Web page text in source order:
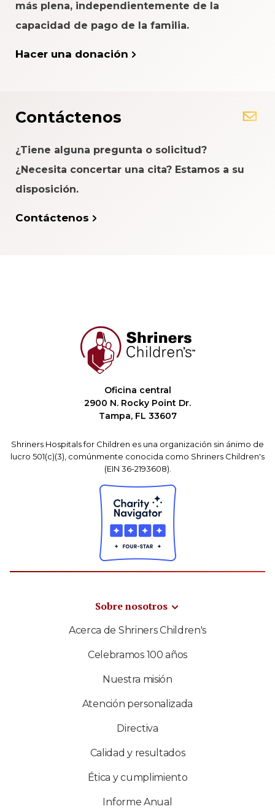
más plena, independientemente de la
capacidad de pago de la familia.
Hacer una donación
Contáctenos
¿Tiene alguna pregunta o solicitud?
¿Necesita concertar una cita? Estamos a su
disposición.
Contáctenos
Oficina central
2900 N. Rocky Point Dr.
Tampa, FL 33607
Shriners Hospitals for Children es una organización sin ánimo de
lucro 501(c)(3), comúnmente conocida como Shriners Children's
(EIN 36-2193608).
Sobre nosotros
Acerca de Shriners Children's
Celebramos 100 años
Nuestra misión
Atención personalizada
Directiva
Calidad y resultados
Ética y cumplimiento
Informe Anual